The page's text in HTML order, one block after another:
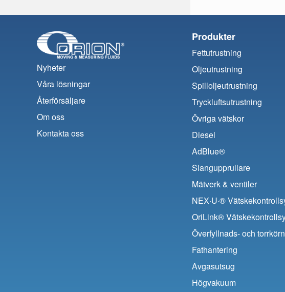
Nyheter
Våra lösningar
Återförsäljare
Om oss
Kontakta oss
Produkter
Fettutrustning
Oljeutrustning
Spilloljeutrustning
Tryckluftsutrustning
Övriga vätskor
Diesel
AdBlue®
Slangupprullare
Mätverk & ventiler
NEX·U·®
OriLink®
Överfyllnads- och
Fathantering
Avgasutsug
Högvakuum